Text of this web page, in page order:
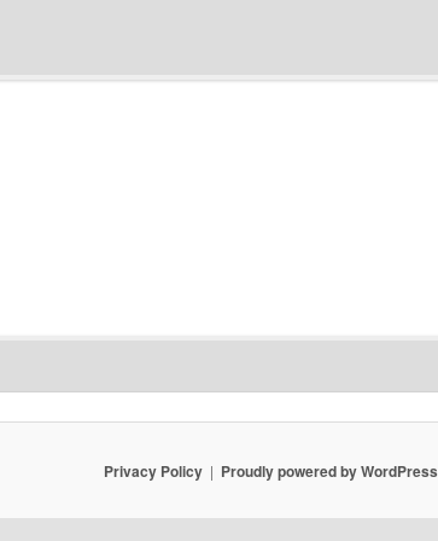
Privacy Policy Proudly powered by WordPress